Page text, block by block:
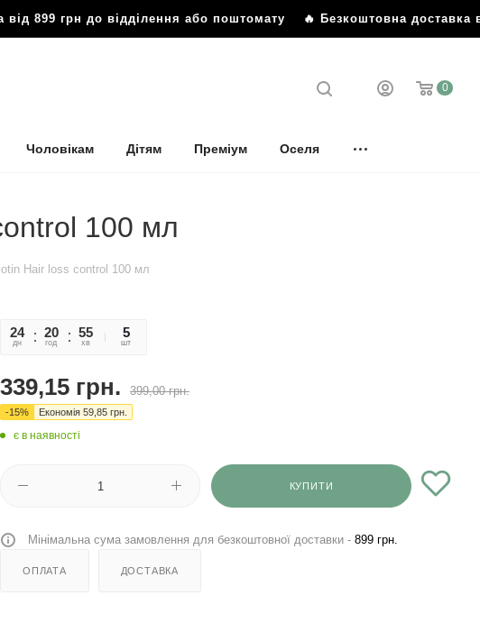
899 грн до відділення або поштомату 🔥 Безкоштовна доставка
0
Чоловікам Дітям Преміум Оселя
100 мл
Hair loss control 100 мл
24
дн
20
год
55
хв
00
сек
5
шт
339,15 грн. 399,00грн.
-15% Економія 59,85 грн.
є в наявності
КУПИТИ
Мінімальна сума замовлення для безкоштовної доставки - 899 грн.
ОПЛАТА ДОСТАВКА